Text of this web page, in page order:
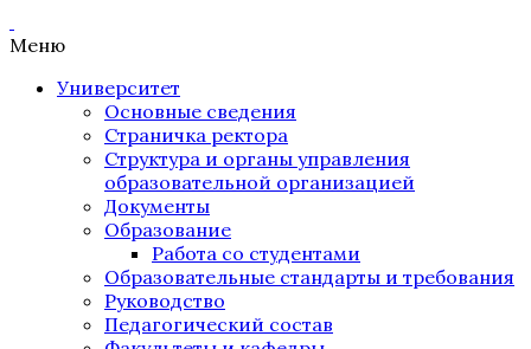
Меню
Университет
Основные сведения
Страничка ректора
Структура и органы управления
образовательной организацией
Документы
Образование
Работа со студентами
Образовательные стандарты и требования
Руководство
Педагогический состав